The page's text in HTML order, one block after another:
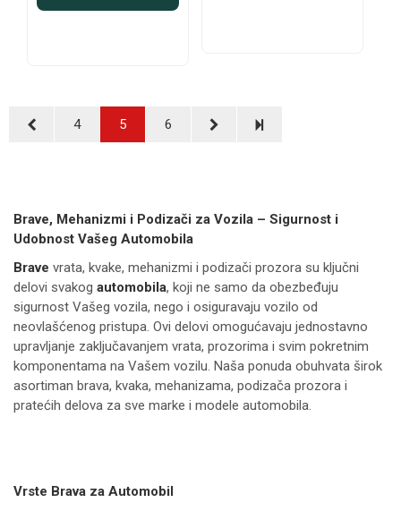
4 5 6
Brave, Mehanizmi i Podizači za Vozila – Sigurnost i
Udobnost Vašeg Automobila
Brave vrata, kvake, mehanizmi i podizači prozora su ključni
delovi svakog automobila, koji ne samo da obezbeđuju
sigurnost Vašeg vozila, nego i osiguravaju vozilo od
neovlašćenog pristupa. Ovi delovi omogućavaju jednostavno
upravljanje zaključavanjem vrata, prozorima i svim pokretnim
komponentama na Vašem vozilu. Naša ponuda obuhvata širok
asortiman brava, kvaka, mehanizama, podizača prozora i
pratećih delova za sve marke i modele automobila.
Vrste Brava za Automobil